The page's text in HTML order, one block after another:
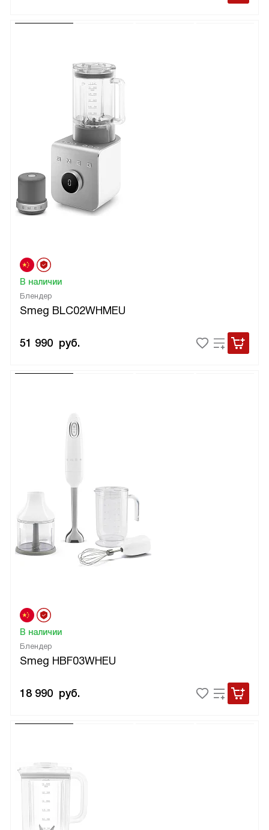
Блендер
Smeg BLC02WHMEU
В наличии
51 990 руб.
Блендер
Smeg HBF03WHEU
В наличии
18 990 руб.